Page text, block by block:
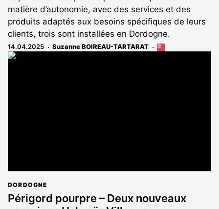
matière d’autonomie, avec des services et des
produits adaptés aux besoins spécifiques de leurs
clients, trois sont installées en Dordogne.
14.04.2025 Suzanne BOIREAU-TARTARAT
Cet
DORDOGNE
Périgord pourpre – Deux nouveaux